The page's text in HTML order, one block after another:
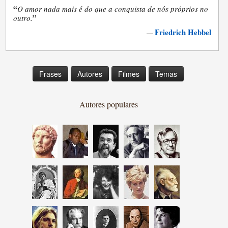
“O amor nada mais é do que a conquista de nós próprios no
outro.”
—Friedrich Hebbel
Frases Autores Filmes Temas
Autores populares